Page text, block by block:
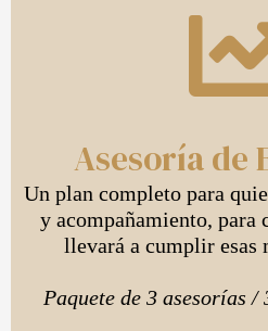
Asesoría de
Un plan completo para
y acompañamiento, para
llevará a cumplir esas
Paquete de 3 asesorías /